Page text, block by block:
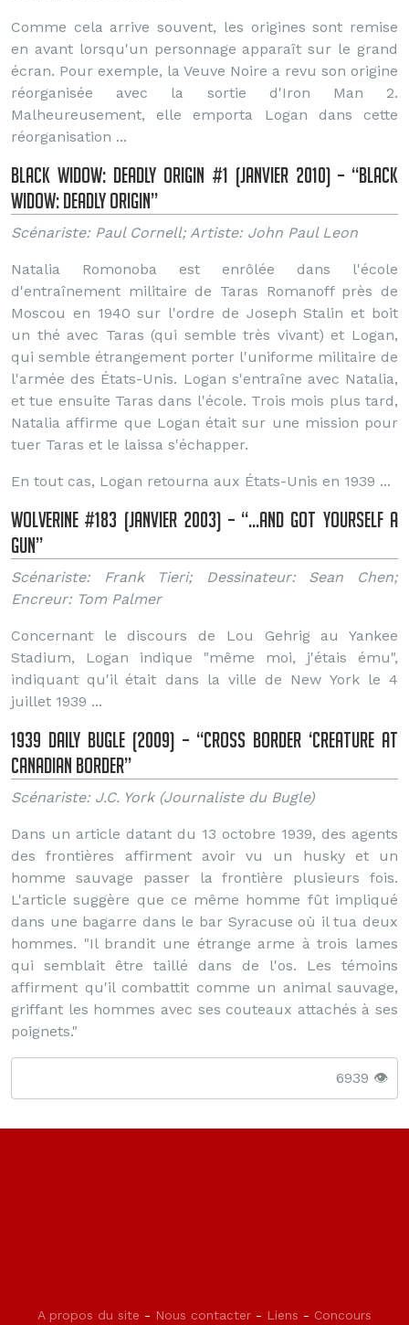
Comme cela arrive souvent, les origines sont remise
en avant lorsqu'un personnage apparaît sur le grand
écran. Pour exemple, la Veuve Noire a revu son origine
réorganisée avec la sortie d'Iron Man 2.
Malheureusement, elle emporta Logan dans cette
réorganisation ...
Black Widow: Deadly Origin #1 (Janvier 2010) – “Black
Widow: Deadly Origin”
Scénariste: Paul Cornell; Artiste: John Paul Leon
Natalia Romonoba est enrôlée dans l'école
d'entraînement militaire de Taras Romanoff près de
Moscou en 1940 sur l'ordre de Joseph Stalin et boit
un thé avec Taras (qui semble très vivant) et Logan,
qui semble étrangement porter l'uniforme militaire de
l'armée des États-Unis. Logan s'entraîne avec Natalia,
et tue ensuite Taras dans l'école. Trois mois plus tard,
Natalia affirme que Logan était sur une mission pour
tuer Taras et le laissa s'échapper.
En tout cas, Logan retourna aux États-Unis en 1939 ...
Wolverine #183 (Janvier 2003) – “…And Got Yourself a
Gun”
Scénariste: Frank Tieri; Dessinateur: Sean Chen;
Encreur: Tom Palmer
Concernant le discours de Lou Gehrig au Yankee
Stadium, Logan indique "même moi, j'étais ému",
indiquant qu'il était dans la ville de New York le 4
juillet 1939 ...
1939 Daily Bugle (2009) – “Cross Border ‘Creature at
Canadian Border”
Scénariste: J.C. York (Journaliste du Bugle)
Dans un article datant du 13 octobre 1939, des agents
des frontières affirment avoir vu un husky et un
homme sauvage passer la frontière plusieurs fois.
L'article suggère que ce même homme fût impliqué
dans une bagarre dans le bar Syracuse où il tua deux
hommes. "Il brandit une étrange arme à trois lames
qui semblait être taillé dans de l'os. Les témoins
affirment qu'il combattit comme un animal sauvage,
griffant les hommes avec ses couteaux attachés à ses
poignets."
6939 👁️
A propos du site - Nous contacter - Liens - Concours